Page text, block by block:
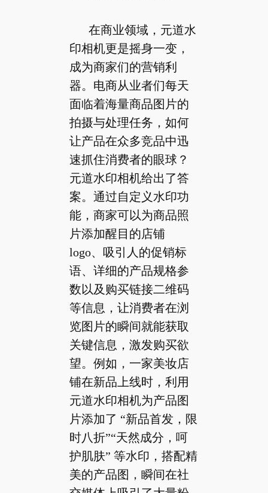
在商业领域，元道水
印相机更是摇身一变，
成为商家们的营销利
器。电商从业者们每天
面临着海量商品图片的
拍摄与处理任务，如何
让产品在众多竞品中迅
速抓住消费者的眼球？
元道水印相机给出了答
案。通过自定义水印功
能，商家可以为商品照
片添加醒目的店铺
logo、吸引人的促销标
语、详细的产品规格参
数以及购买链接二维码
等信息，让消费者在浏
览图片的瞬间就能获取
关键信息，激发购买欲
望。例如，一家美妆店
铺在新品上线时，利用
元道水印相机为产品图
片添加了 “新品首发，限
时八折”“天然成分，呵
护肌肤” 等水印，搭配精
美的产品图，瞬间在社